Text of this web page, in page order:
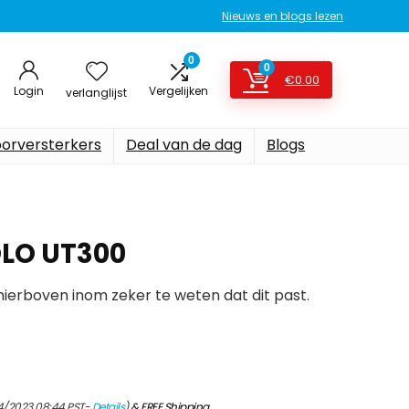
Nieuws en blogs lezen
Login verlanglijst
0
Vergelijken
0
€0.00
Deal van de dag Blogs
UT300
inom zeker te weten dat dit past.